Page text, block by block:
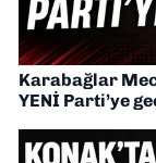
Karabağlar
YENİ Parti’ye